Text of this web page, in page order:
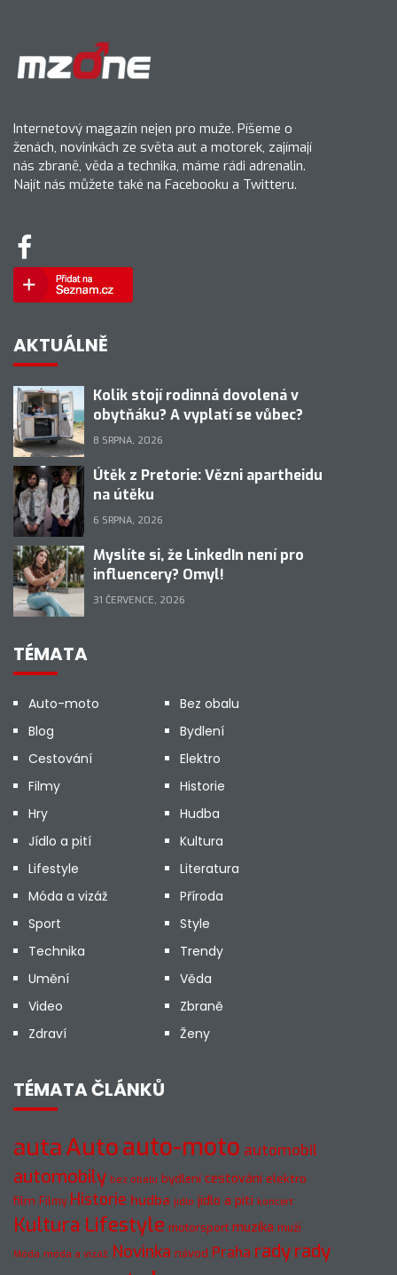
Internetový magazín nejen pro muže. Píšeme o
ženách, novinkách ze světa aut a motorek, zajímají
nás zbraně, věda a technika, máme rádi adrenalin.
Najít nás můžete také na Facebooku a Twitteru.
AKTUÁLNĚ
Kolik stojí rodinná dovolená v
obytňáku? A vyplatí se vůbec?
8 SRPNA, 2026
Útěk z Pretorie: Vězni apartheidu
na útěku
6 SRPNA, 2026
Myslíte si, že LinkedIn není pro
influencery? Omyl!
31 ČERVENCE, 2026
TÉMATA
Auto-moto
Bez obalu
Blog
Bydlení
Cestování
Elektro
Filmy
Historie
Hry
Hudba
Jídlo a pití
Kultura
Lifestyle
Literatura
Móda a vizáž
Příroda
Sport
Style
Technika
Trendy
Umění
Věda
Video
Zbraně
Zdraví
Ženy
TÉMATA ČLÁNKŮ
autaAutoauto-moto automobil
automobily bez obalu bydlení cestování elektro
film Filmy Historie hudba jídlo jídlo a pití koncert
Kultura Lifestyle motorsport muzika muži
Móda móda a vizáž Novinka návod Praha radyrady